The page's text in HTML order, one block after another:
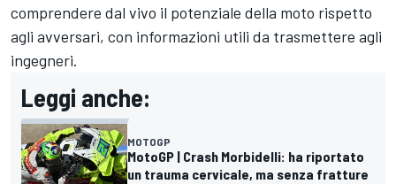
comprendere dal vivo il potenziale della moto rispetto
agli avversari, con informazioni utili da trasmettere agli
ingegneri.
Leggi anche:
MOTOGP
MotoGP | Crash Morbidelli: ha riportato
un trauma cervicale, ma senza fratture